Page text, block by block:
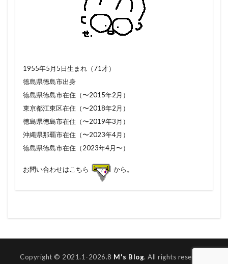
1955年5月5日生まれ（71才）
徳島県徳島市出身
徳島県徳島市在住（〜2015年2月）
東京都江東区在住（〜2018年2月）
徳島県徳島市在住（〜2019年3月）
沖縄県那覇市在住（〜2023年4月）
徳島県徳島市在住（2023年4月〜）
お問い合わせはこちら から。
Copyright © 2021.1-2026.8 M's Blog. All rights reserved.